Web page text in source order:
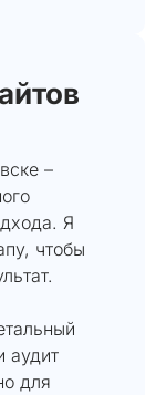
–
Я
чтобы
аудит
для